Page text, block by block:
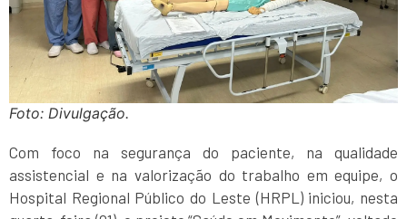
Foto: Divulgação.
Com foco na segurança do paciente, na qualidade
assistencial e na valorização do trabalho em equipe, o
Hospital Regional Público do Leste (HRPL) iniciou, nesta